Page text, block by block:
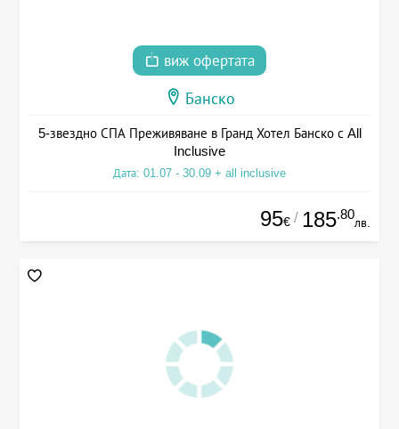
виж офертата
Банско
5-звездно СПА Преживяване в Гранд Хотел Банско с All
Inclusive
Дата: 01.07 - 30.09 + all inclusive
95€ / 185.80
лв.